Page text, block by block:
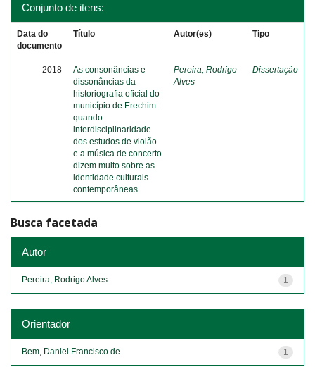
Conjunto de itens:
Data do
documento
Título Autor(es) Tipo
2018
As consonâncias e
dissonâncias da
historiografia oficial do
município de Erechim:
quando
interdisciplinaridade
dos estudos de violão
e a música de concerto
dizem muito sobre as
identidade culturais
contemporâneas
Pereira, Rodrigo
Alves
Dissertação
Busca facetada
Autor
1
Pereira, Rodrigo Alves
Orientador
1
Bem, Daniel Francisco de